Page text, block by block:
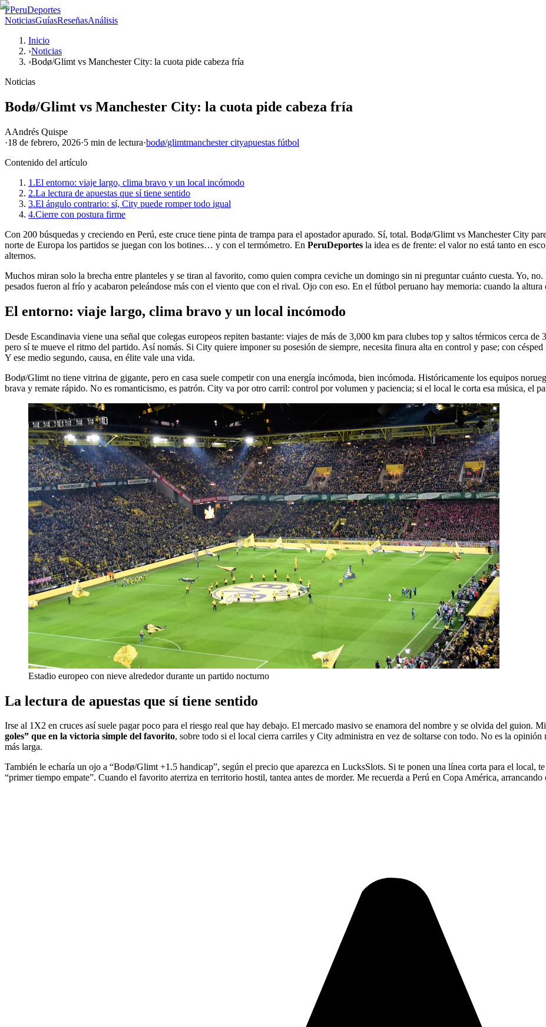
PPeruDeportes
NoticiasGuíasReseñasAnálisis
Inicio
›Noticias
›Bodø/Glimt vs Manchester City: la cuota pide cabeza fría
Noticias
Bodø/Glimt vs Manchester City: la cuota pide cabeza fría
AAndrés Quispe
·18 de febrero, 2026·5 min de lectura·bodø/glimtmanchester cityapuestas fútbol
Contenido del artículo
1.El entorno: viaje largo, clima bravo y un local incómodo
2.La lectura de apuestas que sí tiene sentido
3.El ángulo contrario: sí, City puede romper todo igual
4.Cierre con postura firme
Con 200 búsquedas y creciendo en Perú, este cruce tiene pinta de trampa para el apostador apurado. Sí, total. Bodø/Glimt vs Manchester City
norte de Europa los partidos se juegan con los botines… y con el termómetro. En PeruDeportes la idea es de frente: el valor no está tanto en
alternos.
Muchos miran solo la brecha entre planteles y se tiran al favorito, como quien compra ceviche un domingo sin ni preguntar cuánto cuesta. Yo, no.
pesados fueron al frío y acabaron peleándose más con el viento que con el rival. Ojo con eso. En el fútbol peruano hay memoria: cuando la
El entorno: viaje largo, clima bravo y un local incómodo
Desde Escandinavia viene una señal que colegas europeos repiten bastante: viajes de más de 3,000 km para clubes top y saltos térmicos cerca
pero sí te mueve el ritmo del partido. Así nomás. Si City quiere imponer su posesión de siempre, necesita finura alta en control y pase; con
Y ese medio segundo, causa, en élite vale una vida.
Bodø/Glimt no tiene vitrina de gigante, pero en casa suele competir con una energía incómoda, bien incómoda. Históricamente los equipos
brava y remate rápido. No es romanticismo, es patrón. City va por otro carril: control por volumen y paciencia; si el local le corta esa música, el
Estadio europeo con nieve alrededor durante un partido nocturno
La lectura de apuestas que sí tiene sentido
Irse al 1X2 en cruces así suele pagar poco para el riesgo real que hay debajo. El mercado masivo se enamora del nombre y se olvida del guion.
goles” que en la victoria simple del favorito, sobre todo si el local cierra carriles y City administra en vez de soltarse con todo. No es la
más larga.
También le echaría un ojo a “Bodø/Glimt +1.5 handicap”, según el precio que aparezca en LucksSlots. Si te ponen una línea corta para el local,
“primer tiempo empate”. Cuando el favorito aterriza en territorio hostil, tantea antes de morder. Me recuerda a Perú en Copa América,